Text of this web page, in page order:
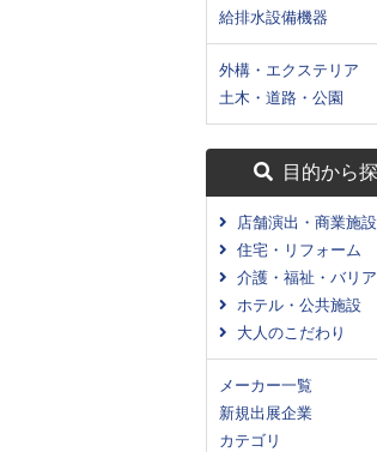
給排水設備機器
外構・エクステリア
土木・道路・公園
目的から
店舗演出・商業施設
住宅・リフォーム
介護・福祉・バリ
ホテル・公共施設
大人のこだわり
メーカー一覧
新規出展企業
カテゴリ